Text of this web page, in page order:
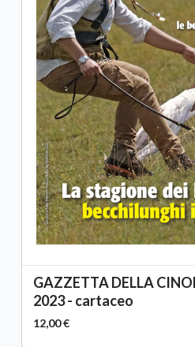
GAZZETTA DELLA
2023 - cartaceo
12,00 €